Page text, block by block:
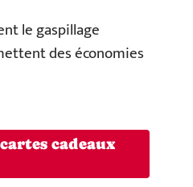
le gaspillage
des économies
cadeaux